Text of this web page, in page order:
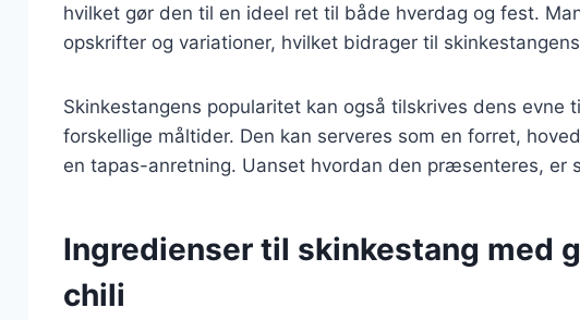
hvilket gør den til en ideel ret til både hverdag og fest.
opskrifter og variationer, hvilket bidrager til
Skinkestangens popularitet kan også tilskrives dens evne
forskellige måltider. Den kan serveres som en forret,
en tapas-anretning. Uanset hvordan den præsenteres, er
Ingredienser til skinkestang med
chili